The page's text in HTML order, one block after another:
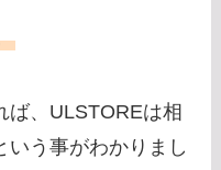
ば、ULSTOREは相
いう事がわかりまし